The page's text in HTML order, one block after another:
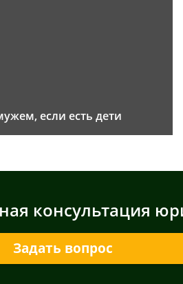
если есть дети
консультация
Задать вопрос